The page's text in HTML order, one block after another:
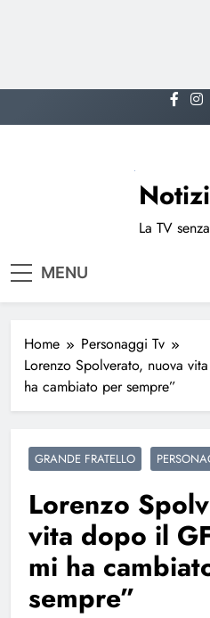
to
La TV
MENU
Home
Personaggi Tv
Lorenzo Spolverato, nuova
ha cambiato per sempre”
GRANDE FRATELLO
Lorenzo
vita dopo il
mi ha
sempre”